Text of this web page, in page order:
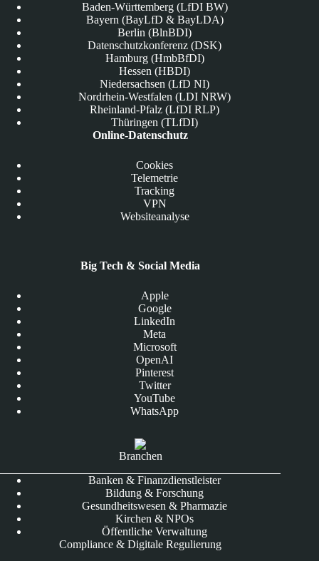
Baden-Württemberg (LfDI BW)
Bayern (BayLfD & BayLDA)
Berlin (BlnBDI)
Datenschutzkonferenz (DSK)
Hamburg (HmbBfDI)
Hessen (HBDI)
Niedersachsen (LfD NI)
Nordrhein-Westfalen (LDI NRW)
Rheinland-Pfalz (LfDI RLP)
Thüringen (TLfDI)
Online-Datenschutz
Cookies
Telemetrie
Tracking
VPN
Websiteanalyse
Big Tech & Social Media
Apple
Google
LinkedIn
Meta
Microsoft
OpenAI
Pinterest
Twitter
YouTube
WhatsApp
Branchen
Banken & Finanzdienstleister
Bildung & Forschung
Gesundheitswesen & Pharmazie
Kirchen & NPOs
Öffentliche Verwaltung
Compliance & Digitale Regulierung